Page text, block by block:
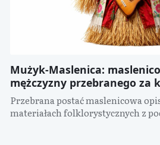
Mużyk-Maslenica:
mężczyzny przebranego za
Przebrana postać maslenicowa
materiałach folklorystycznych z